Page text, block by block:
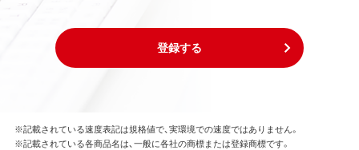
登録する
※記載されている速度表記は規格値で、実環境での速度ではありません。
※記載されている各商品名は、一般に各社の商標または登録商標です。